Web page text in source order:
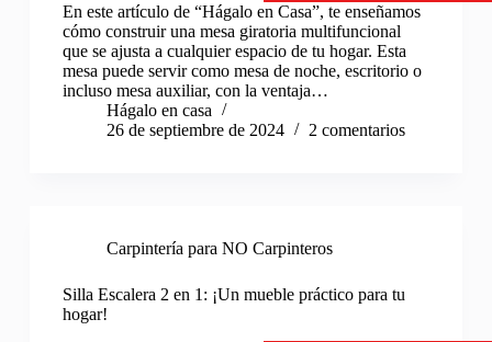
En este artículo de “Hágalo en Casa”, te enseñamos
cómo construir una mesa giratoria multifuncional
que se ajusta a cualquier espacio de tu hogar. Esta
mesa puede servir como mesa de noche, escritorio o
incluso mesa auxiliar, con la ventaja…
Hágalo en casa
26 de septiembre de 2024
2 comentarios
Carpintería para NO Carpinteros
Silla Escalera 2 en 1: ¡Un mueble práctico para tu
hogar!